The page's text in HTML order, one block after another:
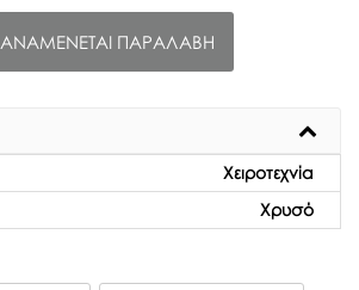
ΑΝΑΜΈΝΕΤΑΙ ΠΑΡΑΛΑΒΉ
Χειροτεχνία
Χρυσό